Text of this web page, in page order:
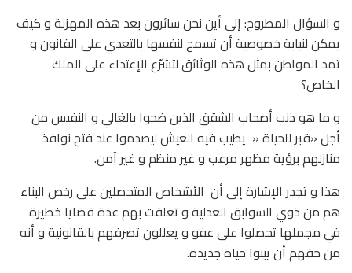
و السؤال المطروح: إلى أين نحن سائرون بعد هذه المهزلة و كيف
يمكن لنيابة خصوصية أن تسمح لنفسها بالتعدي على القانون و
تمد المواطن بمثل هذه الوثائق لتشرّع الإعتداء على الملك
الخاص؟
و ما هو ذنب أصحاب الشقق الذين ضحوا بالغالي و النفيس من
أجل «قبر للحياة « يطيب فيه العيش ليصدموا عند فتح نوافذ
منازلهم برؤية مظهر مرعب و غير منظم و غير آمن.
هذا و تجدر الإشارة إلى أن الأشخاص المتحصلين على رخص البناء
هم من ذوي السوابق العدلية و تعلقت بهم عدة قضايا خطيرة
في مجملها تحصلوا على عفو و يعللون تصرفهم بالقانونية و أنه
من حقهم أن يبنوا حياة جديدة.